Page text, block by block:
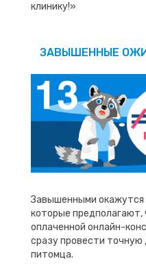
клинику!»
ЗАВЫШЕННЫЕ
Завышенными окажутся
которые предполагают,
оплаченной онлайн-
сразу провести точную
питомца.